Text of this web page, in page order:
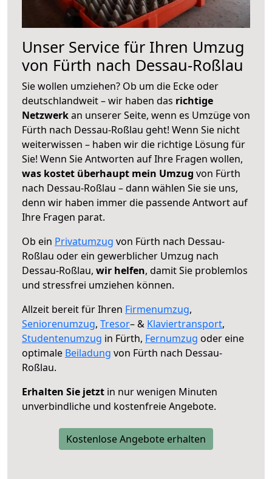
Unser Service für Ihren Umzug
von Fürth nach Dessau-Roßlau
Sie wollen umziehen? Ob um die Ecke oder
deutschlandweit – wir haben das richtige
Netzwerkan unserer Seite, wenn es Umzüge von
Fürth nach Dessau-Roßlau geht! Wenn Sie nicht
weiterwissen – haben wir die richtige Lösung für
Sie! Wenn Sie Antworten auf Ihre Fragen wollen,
was kostet überhaupt mein Umzug von Fürth
nach Dessau-Roßlau – dann wählen Sie sie uns,
denn wir haben immer die passende Antwort auf
Ihre Fragen parat.
Ob ein Privatumzug von Fürth nach Dessau-
Roßlau oder ein gewerblicher Umzug nach
Dessau-Roßlau, wir helfen, damit Sie problemlos
und stressfrei umziehen können.
Allzeit bereit für Ihren Firmenumzug,
Seniorenumzug, Tresor– & Klaviertransport,
Studentenumzug in Fürth, Fernumzug oder eine
optimale Beiladung von Fürth nach Dessau-
Roßlau.
Erhalten Sie jetzt in nur wenigen Minuten
unverbindliche und kostenfreie Angebote.
Kostenlose Angebote erhalten